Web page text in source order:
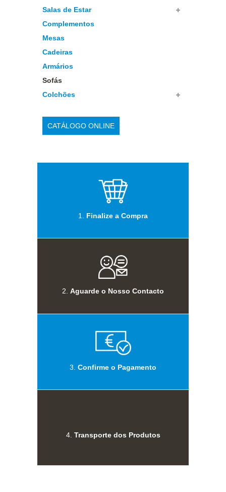
Salas de Estar
Complementos
Mesas
Cadeiras
Armários
Sofás
Colchões
CATÁLOGO ONLINE
1. Finalize a Compra
2. Aguarde o Nosso Contacto
3. Confirme o Pagamento
4. Transporte dos Produtos